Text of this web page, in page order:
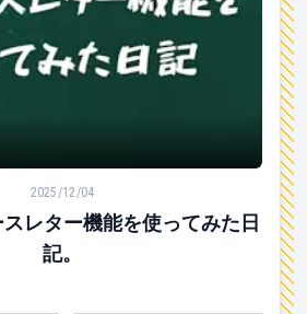
2025/12/04
スレター機能を使ってみた日
記。